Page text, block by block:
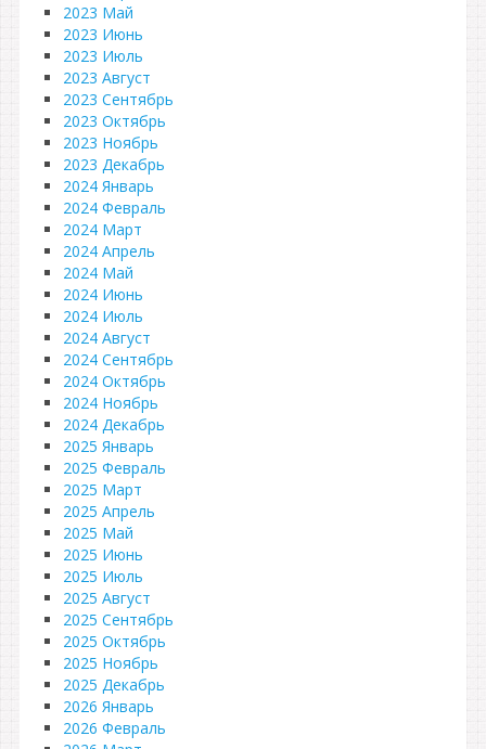
2023 Май
2023 Июнь
2023 Июль
2023 Август
2023 Сентябрь
2023 Октябрь
2023 Ноябрь
2023 Декабрь
2024 Январь
2024 Февраль
2024 Март
2024 Апрель
2024 Май
2024 Июнь
2024 Июль
2024 Август
2024 Сентябрь
2024 Октябрь
2024 Ноябрь
2024 Декабрь
2025 Январь
2025 Февраль
2025 Март
2025 Апрель
2025 Май
2025 Июнь
2025 Июль
2025 Август
2025 Сентябрь
2025 Октябрь
2025 Ноябрь
2025 Декабрь
2026 Январь
2026 Февраль